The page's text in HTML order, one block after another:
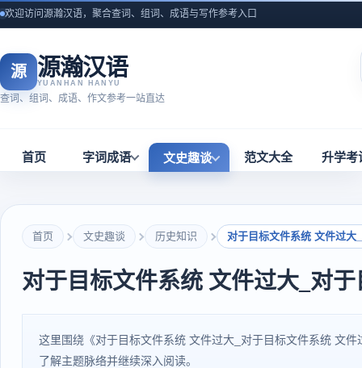
欢迎访问源瀚汉语，聚合查词、组词、成语与写作参考入口
源 源瀚汉语
YUANHAN HANYU
查词、组词、成语、作文参考一站直达
首页 字词成语 文史趣谈 范文大全 升学考
首页 文史趣谈 历史知识 对于目标文件系统 文件过大
对于目标文件系统 文件过大_对
这里围绕《对于目标文件系统 文件过大_对于目标文件系统 文
了解主题脉络并继续深入阅读。